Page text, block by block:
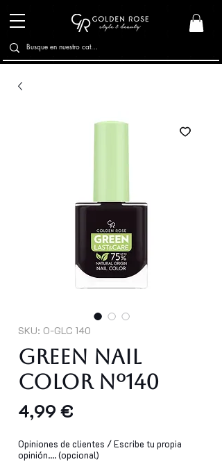
SKU: O-GLC 140
GREEN NAIL
COLOR Nº140
4,99 €
Opiniones de clientes / Escribe tu propia
opinión.... (opcional)